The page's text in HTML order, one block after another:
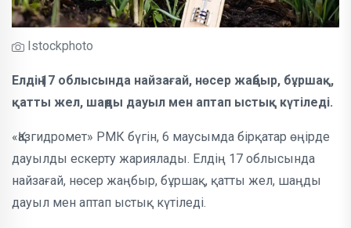
Istockphoto
Елдің 17 облысында найзағай, нөсер жаңбыр, бұршақ,
қатты жел, шаңды дауыл мен аптап ыстық күтіледі.
«Қазгидромет» РМК бүгін, 6 маусымда бірқатар өңірде
дауылды ескерту жариялады. Елдің 17 облысында
найзағай, нөсер жаңбыр, бұршақ, қатты жел, шаңды
дауыл мен аптап ыстық күтіледі.